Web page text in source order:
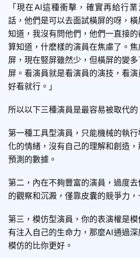
「現在AI這種衝擊，確實再給行
話，他們是可以去面試橫屏的呀，
知道，我沒有問他們，他們一直接
算知道，什麽樣的演員在焦慮了。
屏，現在竪屏雖然少，但橫屏的變
屏。看演員就是看演員的演技，看
好看就行。」
所以以下三種演員是最容易被取代的
第一種工具型演員，只能機械的執
化的情緒，沒有自己的理解和創造
預測的數據。
第二，內在不夠豐富的演員，過度
的觀察和沉澱，僅靠皮囊的競爭力，
第三，模仿型演員，你的表演權是
有注入自己的生命力，那麼AI通過
模仿的比你更好。